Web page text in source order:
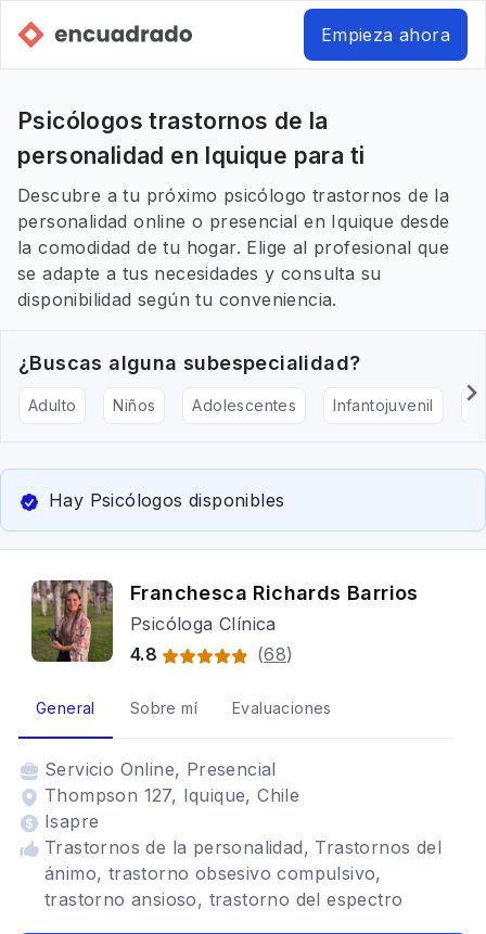
Empieza ahora
Psicólogos trastornos de la
personalidad en Iquique para ti
Descubre a tu próximo psicólogo trastornos de la
personalidad online o presencial en Iquique desde
la comodidad de tu hogar. Elige al profesional que
se adapte a tus necesidades y consulta su
disponibilidad según tu conveniencia.
¿Buscas alguna subespecialidad?
Adulto Niños Adolescentes Infantojuvenil
Hay Psicólogos disponibles
Franchesca Richards Barrios
Psicóloga Clínica
4.8
(68)
General Sobre mí Evaluaciones
Servicio Online, Presencial
Thompson 127, Iquique, Chile
Isapre
Trastornos de la personalidad, Trastornos del
ánimo, trastorno obsesivo compulsivo,
trastorno ansioso, trastorno del espectro